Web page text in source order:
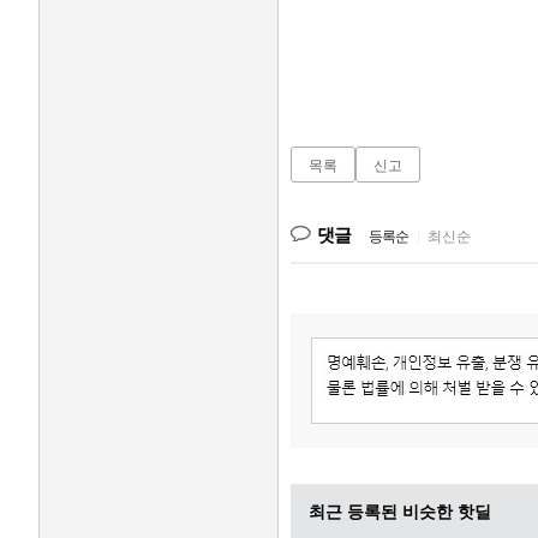
목록 신고
댓글 등록순 최신순
최근 등록된 비슷한 핫딜